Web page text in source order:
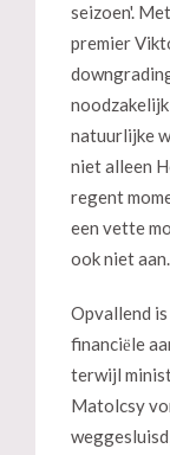
seizoen'.
premier
natuurlijke
niet alleen
regent
een vette
ook niet aan.
Opvallend
financiёle
terwijl
Matolcsy